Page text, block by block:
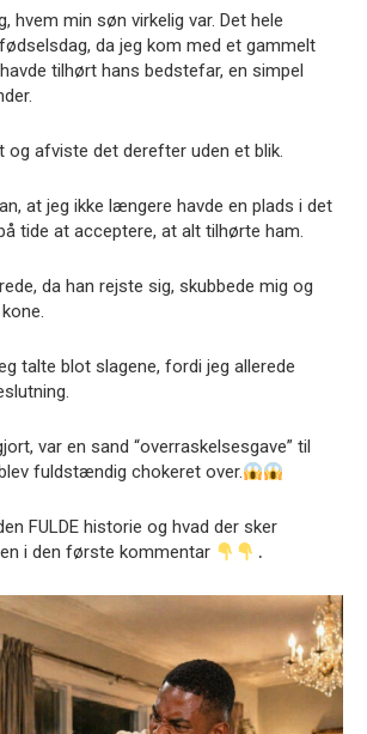
hvem min søn virkelig var. Det hele
da jeg kom med et gammelt
tilhørt hans bedstefar, en simpel
og afviste det derefter uden et blik.
at jeg ikke længere havde en plads i det
tide at acceptere, at alt tilhørte ham.
da han rejste sig, skubbede mig og
talte blot slagene, fordi jeg allerede
var en sand “overraskelsesgave” til
fuldstændig chokeret over.
FULDE historie og hvad der sker
i den første kommentar
․